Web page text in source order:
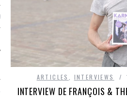
ARTICLES INTERVIEWS
INTERVIEW DE FRANÇOIS &